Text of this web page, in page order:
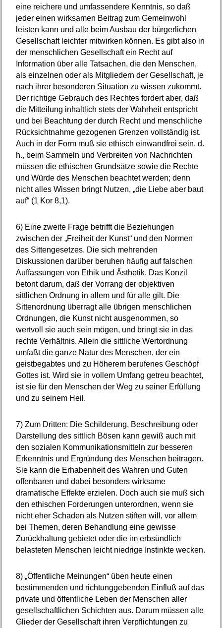
eine reichere und umfassendere Kenntnis, so daß
jeder einen wirksamen Beitrag zum Gemeinwohl
leisten kann und alle beim Ausbau der bürgerlichen
Gesellschaft leichter mitwirken können. Es gibt also in
der menschlichen Gesellschaft ein Recht auf
Information über alle Tatsachen, die den Menschen,
als einzelnen oder als Mitgliedern der Gesellschaft, je
nach ihrer besonderen Situation zu wissen zukommt.
Der richtige Gebrauch des Rechtes fordert aber, daß
die Mitteilung inhaltlich stets der Wahrheit entspricht
und bei Beachtung der durch Recht und menschliche
Rücksichtnahme gezogenen Grenzen vollständig ist.
Auch in der Form muß sie ethisch einwandfrei sein, d.
h., beim Sammeln und Verbreiten von Nachrichten
müssen die ethischen Grundsätze sowie die Rechte
und Würde des Menschen beachtet werden; denn
nicht alles Wissen bringt Nutzen, „die Liebe aber baut
auf“ (1 Kor 8,1).
6)Eine zweite Frage betrifft die Beziehungen
zwischen der „Freiheit der Kunst“ und den Normen
des Sittengesetzes. Die sich mehrenden
Diskussionen darüber beruhen häufig auf falschen
Auffassungen von Ethik und Ästhetik. Das Konzil
betont darum, daß der Vorrang der objektiven
sittlichen Ordnung in allem und für alle gilt. Die
Sittenordnung überragt alle übrigen menschlichen
Ordnungen, die Kunst nicht ausgenommen, so
wertvoll sie auch sein mögen, und bringt sie in das
rechte Verhältnis. Allein die sittliche Wertordnung
umfaßt die ganze Natur des Menschen, der ein
geistbegabtes und zu Höherem berufenes Geschöpf
Gottes ist. Wird sie in vollem Umfang getreu beachtet,
ist sie für den Menschen der Weg zu seiner Erfüllung
und zu seinem Heil.
7)Zum Dritten: Die Schilderung, Beschreibung oder
Darstellung des sittlich Bösen kann gewiß auch mit
den sozialen Kommunikationsmitteln zur besseren
Erkenntnis und Ergründung des Menschen beitragen.
Sie kann die Erhabenheit des Wahren und Guten
offenbaren und dabei besonders wirksame
dramatische Effekte erzielen. Doch auch sie muß sich
den ethischen Forderungen unterordnen, wenn sie
nicht eher Schaden als Nutzen stiften will, vor allem
bei Themen, deren Behandlung eine gewisse
Zurückhaltung gebietet oder die im erbsündlich
belasteten Menschen leicht niedrige Instinkte wecken.
8)„Öffentliche Meinungen“ üben heute einen
bestimmenden und richtunggebenden Einfluß auf das
private und öffentliche Leben der Menschen aller
gesellschaftlichen Schichten aus. Darum müssen alle
Glieder der Gesellschaft ihren Verpflichtungen zu